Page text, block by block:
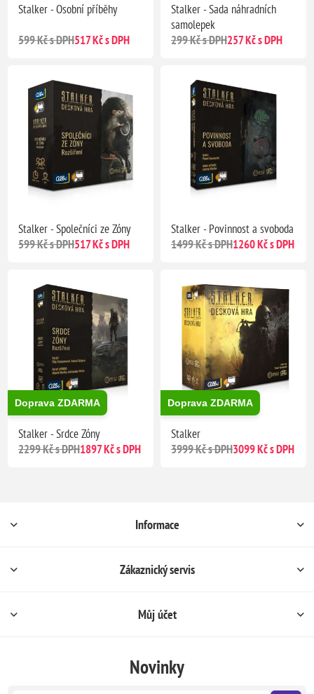
Stalker - Osobní příběhy
599 Kč s DPH517 Kč s DPH
Stalker - Sada náhradních
samolepek
299 Kč s DPH257 Kč s DPH
Stalker - Společníci ze Zóny
599 Kč s DPH517 Kč s DPH
Stalker - Povinnost a svoboda
1499 Kč s DPH1260 Kč s DPH
Doprava ZDARMA
Stalker - Srdce Zóny
2299 Kč s DPH1897 Kč s DPH
Doprava ZDARMA
Stalker
3999 Kč s DPH3099 Kč s DPH
Informace
Zákaznický servis
Můj účet
Novinky